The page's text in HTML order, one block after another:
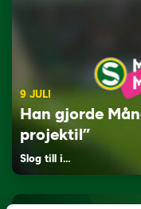
9 JULI
Han gjorde
projektil”
Slog till i…